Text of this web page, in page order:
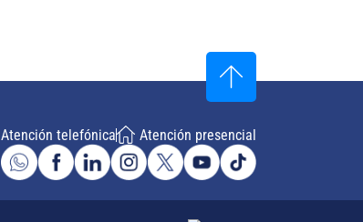
Atención telefónica Atención presencial